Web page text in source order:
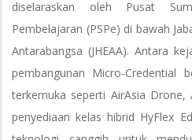
diselaraskan oleh Pusat
Pembelajaran (PSPe) di bawah
Antarabangsa (JHEAA). Antara
pembangunan Micro-Credential
terkemuka seperti AirAsia
penyediaan kelas hibrid HyFlex